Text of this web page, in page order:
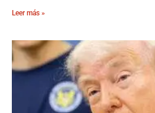
Leer más »